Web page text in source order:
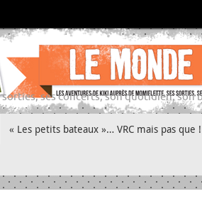
ses concerts, son quotidien, son
« Les petits bateaux »… VRC mais pas que !